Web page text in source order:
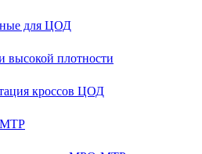
для ЦОД
высокой плотности
кроссов ЦОД